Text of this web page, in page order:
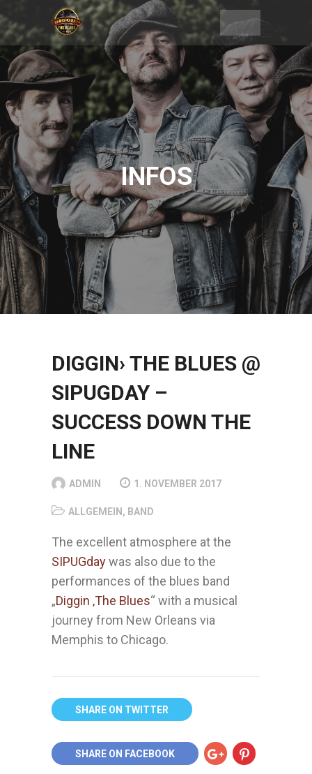
INFOS
DIGGIN› THE BLUES @
SIPUGDAY –
SUCCESS DOWN THE
LINE
ADMIN 1. NOVEMBER 2017
ALLGEMEIN , BAND
The excellent atmosphere at the
SIPUGdaywas also due to the
performances of the blues band
„Diggin ‚The Blues“ with a musical
journey from New Orleans via
Memphis to Chicago.
SHARE ON TWITTER
SHARE ON FACEBOOK